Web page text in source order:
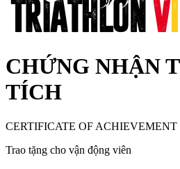
CHỨNG NHẬN
TÍCH
CERTIFICATE OF ACHIEVEMENT
Trao tặng cho vận động viên